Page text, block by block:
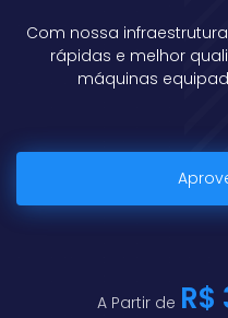
Com nossa
rápidas e melhor
máquinas
A Partir de